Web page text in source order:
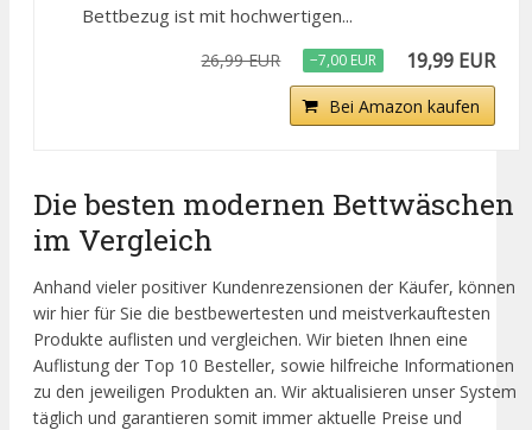
Bettbezug ist mit hochwertigen...
26,99 EUR −7,00 EUR 19,99 EUR
Bei Amazon kaufen
Die besten modernen Bettwäschen
im Vergleich
Anhand vieler positiver Kundenrezensionen der Käufer, können
wir hier für Sie die bestbewertesten und meistverkauftesten
Produkte auflisten und vergleichen. Wir bieten Ihnen eine
Auflistung der Top 10 Besteller, sowie hilfreiche Informationen
zu den jeweiligen Produkten an. Wir aktualisieren unser System
täglich und garantieren somit immer aktuelle Preise und